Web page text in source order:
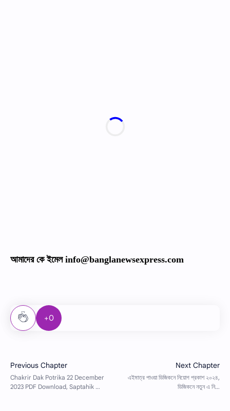
আমাদের কে ইমেল info@banglanewsexpress.com
+0